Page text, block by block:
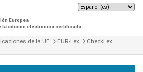
Europea
la edición electrónica certificada
de la UE EUR-Lex
CheckLex